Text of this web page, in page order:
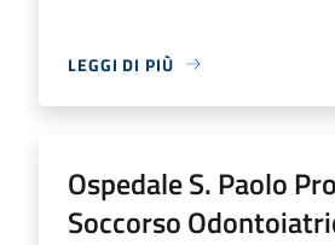
LEGGI DI PIÙ
Ospedale S. Paolo
Soccorso